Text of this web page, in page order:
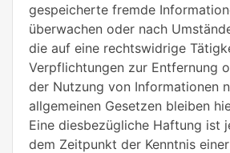
gespeicherte fremde
überwachen oder nach
die auf eine rechtswidrige
Verpflichtungen zur Entfernung
der Nutzung von Informationen
allgemeinen Gesetzen bleiben
Eine diesbezügliche Haftung ist
dem Zeitpunkt der Kenntnis